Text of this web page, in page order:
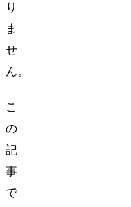
り
ま
せ
ん。
こ
の
記
事
で